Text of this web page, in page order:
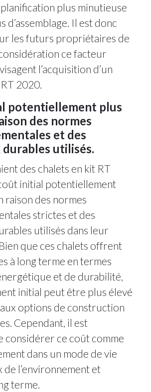
planification plus minutieuse
d’assemblage. Il est donc
les futurs propriétaires de
ce facteur
l’acquisition d’un
2020.
potentiellement plus
des normes
et des
utilisés.
des chalets en kit RT
initial potentiellement
raison des normes
strictes et des
utilisés dans leur
que ces chalets offrent
à long terme en termes
et de durabilité,
initial peut être plus élevé
options de construction
Cependant, il est
considérer ce coût comme
dans un mode de vie
l’environnement et
terme.